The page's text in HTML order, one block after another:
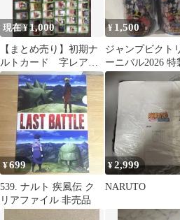
現在 ¥1,000
【まとめ売り】初期ナ
ルトカード 字レア
作カード
¥ 1,500
ジャンプビクト
ーニバル2026 特
ラクシーカップ3
ト
¥699
539. ナルト 疾風伝 ク
リアファイル 非売品
¥2,999
NARUTO